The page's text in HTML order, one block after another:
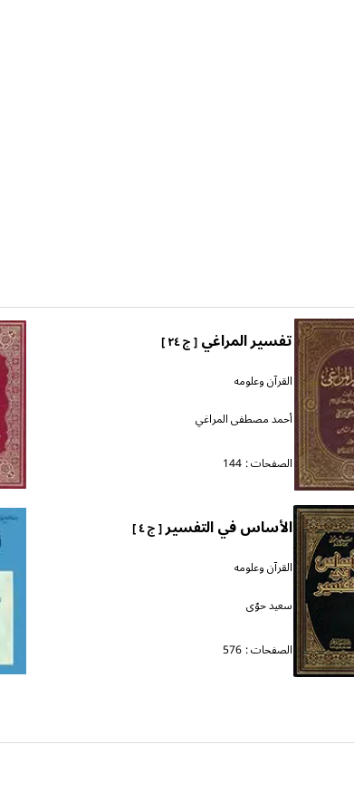
تفسير المراغي[ ج ٢٤ ]
القرآن وعلومه
أحمد مصطفى المراغي
الصفحات : 144
الأساس في التفسير[ ج ٤ ]
القرآن وعلومه
سعيد حوّى
الصفحات : 576